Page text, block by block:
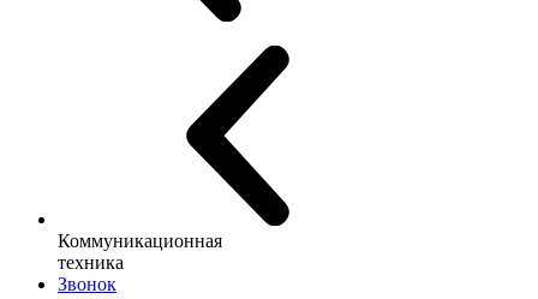
Коммуникационная
техника
Звонок